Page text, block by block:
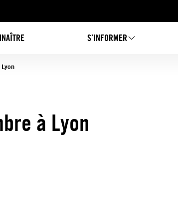
S’INFORMER
à Lyon